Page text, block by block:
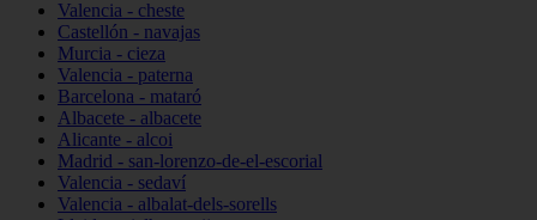
Valencia - cheste
Castellón - navajas
Murcia - cieza
Valencia - paterna
Barcelona - mataró
Albacete - albacete
Alicante - alcoi
Madrid - san-lorenzo-de-el-escorial
Valencia - sedaví
Valencia - albalat-dels-sorells